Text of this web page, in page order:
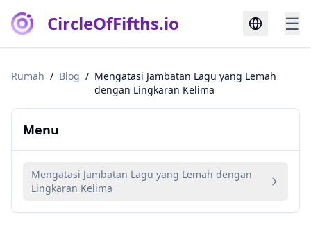
CircleOfFifths.io ☰
Rumah / Blog / Mengatasi Jambatan Lagu yang Lemah
dengan Lingkaran Kelima
Menu
Mengatasi Jambatan Lagu yang Lemah dengan
Lingkaran Kelima